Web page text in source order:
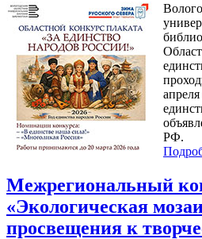
РФ.
Межрегиональный
«Экологическая
просвещения к